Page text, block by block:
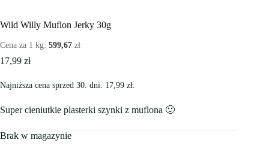
Wild Willy Muflon Jerky 30g
Cena za 1 kg: 599,67 zł
17,99 zł
Najniższa cena sprzed 30. dni: 17,99 zł.
Super cieniutkie plasterki szynki z muflona 🙂
Brak w magazynie